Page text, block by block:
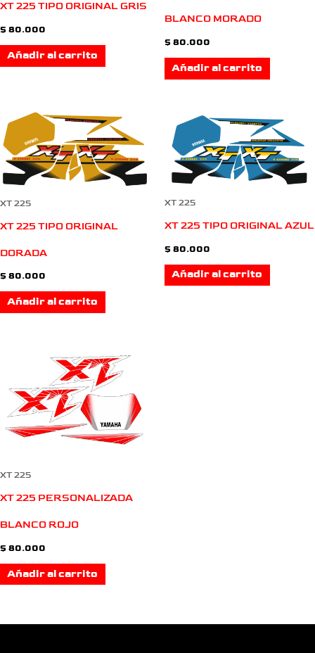
XT 225 TIPO ORIGINAL GRIS
$ 80.000
Añadir al carrito
BLANCO MORADO
$ 80.000
Añadir al carrito
XT 225
XT 225 TIPO ORIGINAL
DORADA
$ 80.000
Añadir al carrito
XT 225
XT 225 TIPO ORIGINAL AZUL
$ 80.000
Añadir al carrito
XT 225
XT 225 PERSONALIZADA
BLANCO ROJO
$ 80.000
Añadir al carrito